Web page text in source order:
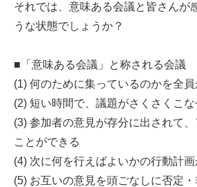
それでは、意味ある会議と皆さんが
うな状態でしょうか？
■「意味ある会議」と称される会議
(1) 何のために集っているのかを全
(2) 短い時間で、議題がさくさくこな
(3) 参加者の意見が存分に出されて
ことができる
(4) 次に何を行えばよいかの行動計
(5) お互いの意見を頭ごなしに否定